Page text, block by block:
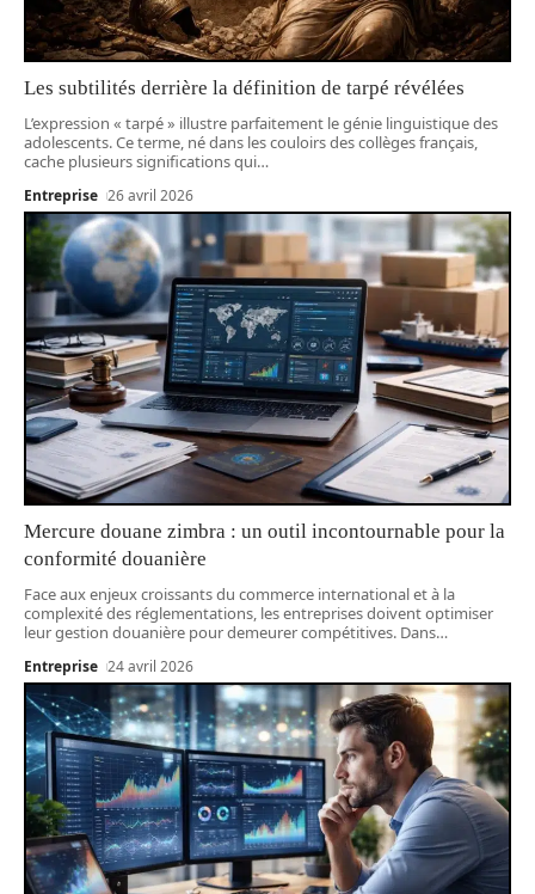
Les subtilités derrière la définition de tarpé révélées
L’expression « tarpé » illustre parfaitement le génie linguistique des
adolescents. Ce terme, né dans les couloirs des collèges français,
cache plusieurs significations qui…
Entreprise 26 avril 2026
Mercure douane zimbra : un outil incontournable pour la
conformité douanière
Face aux enjeux croissants du commerce international et à la
complexité des réglementations, les entreprises doivent optimiser
leur gestion douanière pour demeurer compétitives. Dans…
Entreprise 24 avril 2026